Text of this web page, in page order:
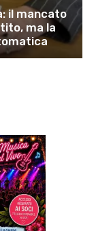
il mancato
ma la